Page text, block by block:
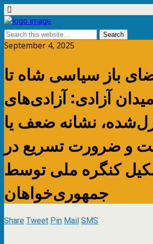
September 4, 2025
باز سیاسی شاه تا
میدان آزادی: آزادی‌های
نشانه ضعف یا
و ضرورت تسریع در
کنگره ملی توسط
جمهوری‌خواهان
ShareTweetPinMailSMS